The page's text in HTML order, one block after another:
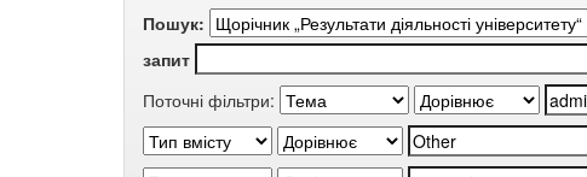
Пошук:
запит
Поточні фільтри: